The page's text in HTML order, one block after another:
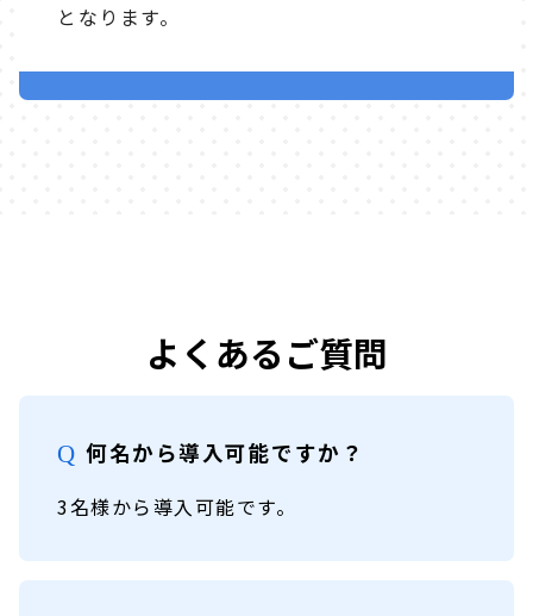
となります。
よくあるご質問
何名から導入可能ですか？
3名様から導入可能です。